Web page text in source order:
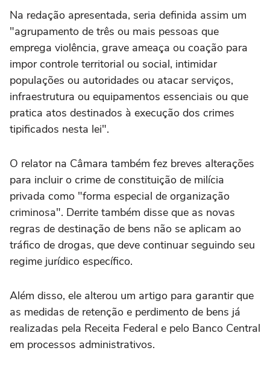
Na redação apresentada, seria definida assim um
"agrupamento de três ou mais pessoas que
emprega violência, grave ameaça ou coação para
impor controle territorial ou social, intimidar
populações ou autoridades ou atacar serviços,
infraestrutura ou equipamentos essenciais ou que
pratica atos destinados à execução dos crimes
tipificados nesta lei".
O relator na Câmara também fez breves alterações
para incluir o crime de constituição de milícia
privada como "forma especial de organização
criminosa". Derrite também disse que as novas
regras de destinação de bens não se aplicam ao
tráfico de drogas, que deve continuar seguindo seu
regime jurídico específico.
Além disso, ele alterou um artigo para garantir que
as medidas de retenção e perdimento de bens já
realizadas pela Receita Federal e pelo Banco Central
em processos administrativos.